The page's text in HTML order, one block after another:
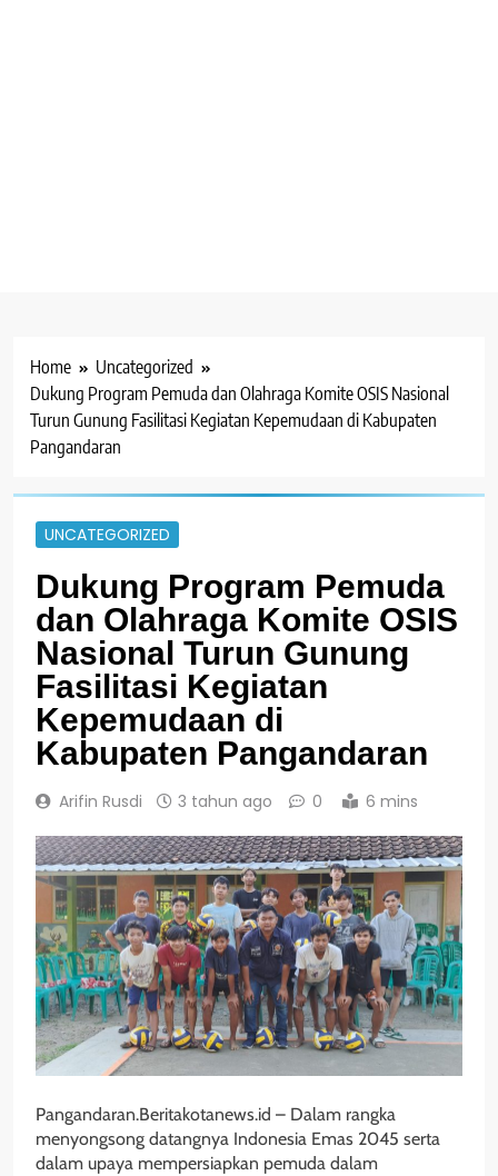
Home
Uncategorized
Dukung Program Pemuda dan Olahraga Komite OSIS Nasional
Turun Gunung Fasilitasi Kegiatan Kepemudaan di Kabupaten
Pangandaran
UNCATEGORIZED
Dukung Program Pemuda
dan Olahraga Komite OSIS
Nasional Turun Gunung
Fasilitasi Kegiatan
Kepemudaan di
Kabupaten Pangandaran
Arifin Rusdi 3 tahun ago 0 6 mins
Pangandaran.Beritakotanews.id – Dalam rangka
menyongsong datangnya Indonesia Emas 2045 serta
dalam upaya mempersiapkan pemuda dalam